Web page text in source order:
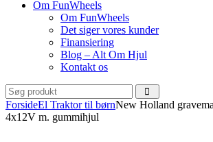
Om FunWheels
Om FunWheels
Det siger vores kunder
Finansiering
Blog – Alt Om Hjul
Kontakt os
ForsideEl Traktor til børnNew Holland
4x12V m. gummihjul